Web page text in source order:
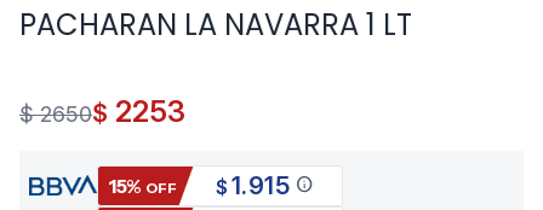
PACHARAN LA NAVARRA 1 LT
$ 2650$ 2253
15% OFF $ 1.915 info